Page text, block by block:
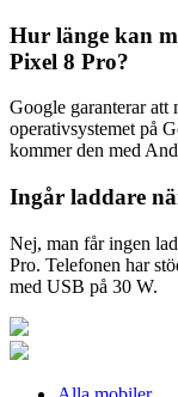
Hur länge kan
Pixel 8 Pro?
Google garanterar att
operativsystemet på
kommer den med
Ingår laddare
Nej, man får ingen
Pro. Telefonen har
med USB på 30 W.